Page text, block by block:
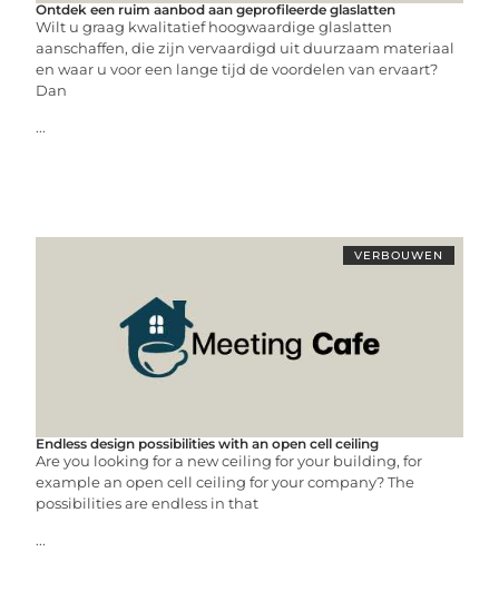
Ontdek een ruim aanbod aan geprofileerde glaslatten
Wilt u graag kwalitatief hoogwaardige glaslatten
aanschaffen, die zijn vervaardigd uit duurzaam materiaal
en waar u voor een lange tijd de voordelen van ervaart?
Dan
...
VERBOUWEN
Endless design possibilities with an open cell ceiling
Are you looking for a new ceiling for your building, for
example an open cell ceiling for your company? The
possibilities are endless in that
...